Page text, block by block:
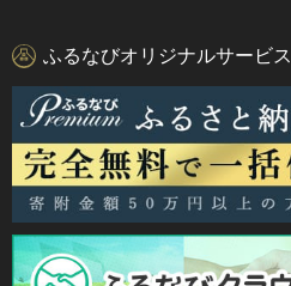
ふるなびオリジナルサービス